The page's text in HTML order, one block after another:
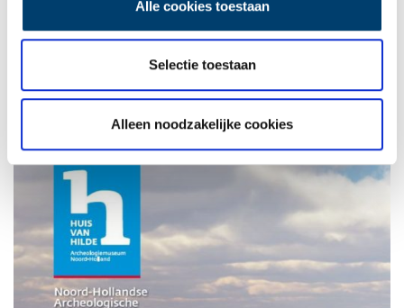
Alle cookies toestaan
Selectie toestaan
Alleen noodzakelijke cookies
‘Opperdoes, een geliefde plek. Oud onderzoek, nieuwe
resultaten: bewoning in de Bronstijd en IJzertijd.’ is verkrijgbaar in
Provincie Noord-Holland.